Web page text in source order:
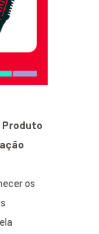
Produto
os